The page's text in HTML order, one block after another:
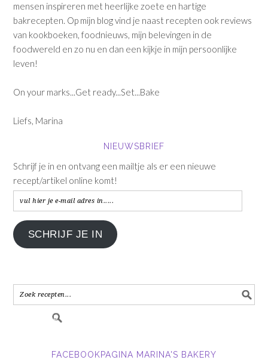
mensen inspireren met heerlijke zoete en hartige
bakrecepten. Op mijn blog vind je naast recepten ook reviews
van kookboeken, foodnieuws, mijn belevingen in de
foodwereld en zo nu en dan een kijkje in mijn persoonlijke
leven!
On your marks...Get ready...Set...Bake
Liefs, Marina
NIEUWSBRIEF
Schrijf je in en ontvang een mailtje als er een nieuwe
recept/artikel online komt!
vul
hier
je
e-
in.....
SCHRIJF JE IN
FACEBOOKPAGINA MARINA'S BAKERY